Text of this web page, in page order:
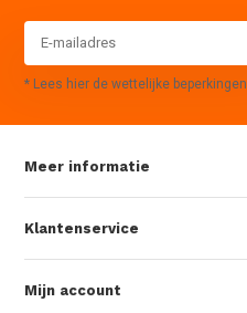
* Lees hier de wettelijke beperkingen
Meer informatie
Klantenservice
Mijn account